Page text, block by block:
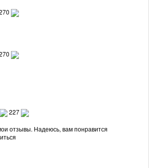
227
отзывы. Надеюсь, вам понравится